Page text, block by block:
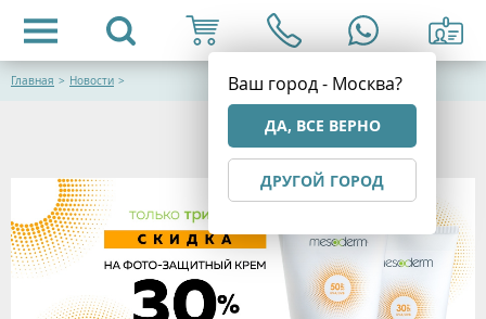
Ваш город - Москва?
ДА, ВСЕ ВЕРНО
ДРУГОЙ ГОРОД
Главная > Новости >